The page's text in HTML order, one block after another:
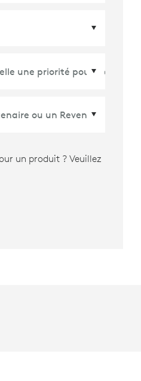
un produit ? Veuillez